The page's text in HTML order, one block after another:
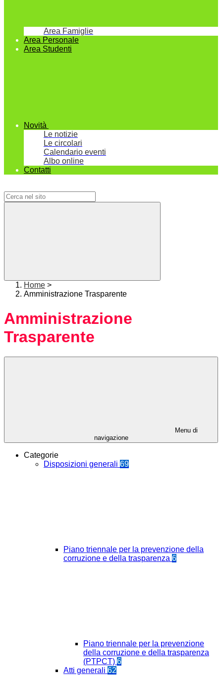
Area Famiglie
Area Personale
Area Studenti
Novità
Le notizie
Le circolari
Calendario eventi
Albo online
Contatti
Home >
Amministrazione Trasparente
Amministrazione
Trasparente
Menu di
navigazione
Categorie
Disposizioni generali 69
Piano triennale per la prevenzione della
corruzione e della trasparenza 6
Piano triennale per la prevenzione
della corruzione e della trasparenza
(PTPCT) 6
Atti generali 62